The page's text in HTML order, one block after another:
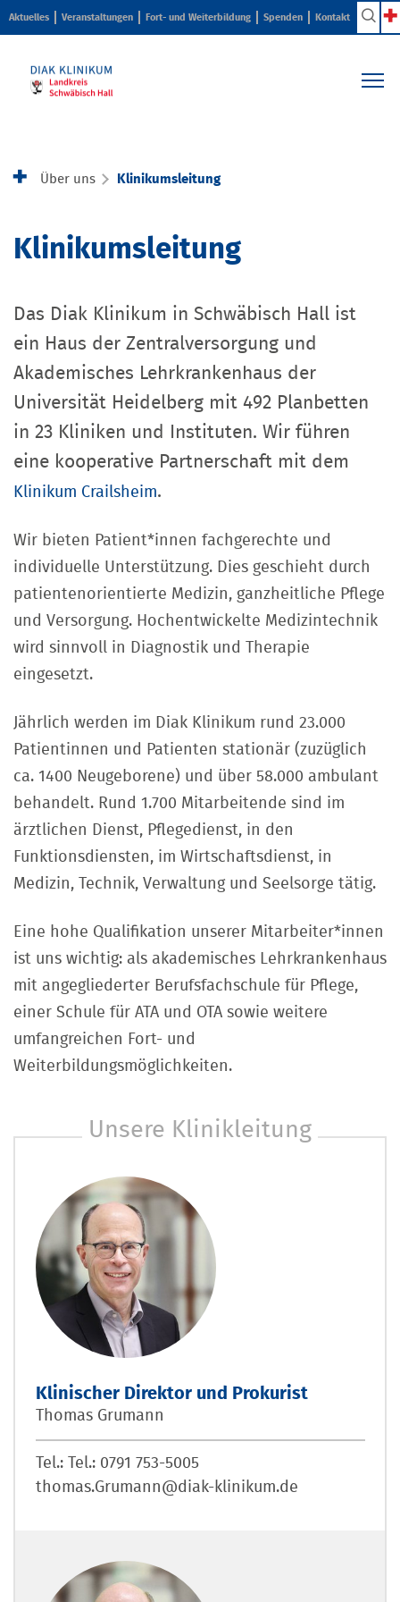
Aktuelles Veranstaltungen Fort- und Weiterbildung Spenden Kontakt
Karriere & Ausbildung
Über uns Klinikumsleitung
Klinikumsleitung
Das Diak Klinikum in Schwäbisch Hall ist
ein Haus der Zentralversorgung und
Akademisches Lehrkrankenhaus der
Universität Heidelberg mit 492 Planbetten
in 23 Kliniken und Instituten. Wir führen
eine kooperative Partnerschaft mit dem
Klinikum Crailsheim.
Wir bieten Patient*innen fachgerechte und
individuelle Unterstützung. Dies geschieht durch
patientenorientierte Medizin, ganzheitliche Pflege
und Versorgung. Hochentwickelte Medizintechnik
wird sinnvoll in Diagnostik und Therapie
eingesetzt.
Jährlich werden im Diak Klinikum rund 23.000
Patientinnen und Patienten stationär (zuzüglich
ca. 1400 Neugeborene) und über 58.000 ambulant
behandelt. Rund 1.700 Mitarbeitende sind im
ärztlichen Dienst, Pflegedienst, in den
Funktionsdiensten, im Wirtschaftsdienst, in
Medizin, Technik, Verwaltung und Seelsorge tätig.
Eine hohe Qualifikation unserer Mitarbeiter*innen
ist uns wichtig: als akademisches Lehrkrankenhaus
mit angegliederter Berufsfachschule für Pflege,
einer Schule für ATA und OTA sowie weitere
umfangreichen Fort- und
Weiterbildungsmöglichkeiten.
Unsere Klinikleitung
Klinischer Direktor und Prokurist
Thomas Grumann
Tel.: Tel.: 0791 753-5005
thomas.Grumann@diak-klinikum.de